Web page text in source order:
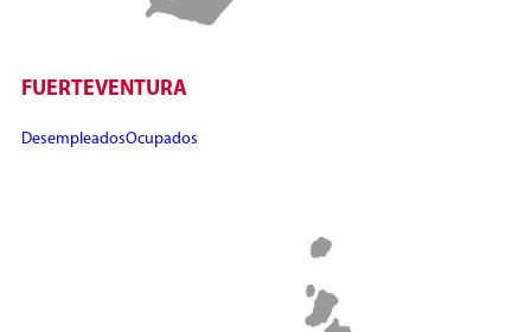
FUERTEVENTURA
DesempleadosOcupados